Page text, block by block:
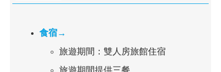
食宿→
旅遊期間：雙人房旅館住宿
旅遊期間提供三餐